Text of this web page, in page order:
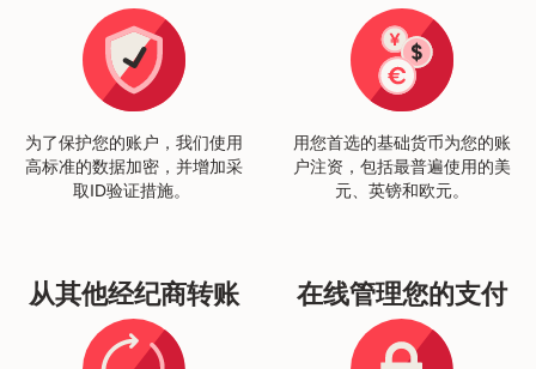
为了保护您的账户，我们使用
高标准的数据加密，并增加采
取ID验证措施。
用您首选的基础货币为您的账
户注资，包括最普遍使用的美
元、英镑和欧元。
从其他经纪商转账 在线管理您的支付